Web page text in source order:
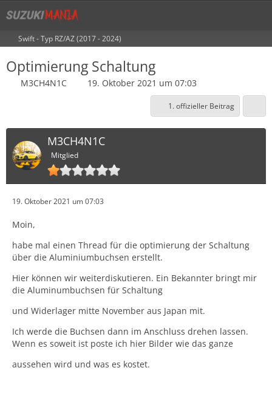
Swift - Typ RZ/AZ (2017 - 2024)
Optimierung Schaltung
M3CH4N1C 19. Oktober 2021 um 07:03
1. offizieller Beitrag
M3CH4N1C
Mitglied
19. Oktober 2021 um 07:03
Moin,
habe mal einen Thread für die optimierung der Schaltung
über die Aluminiumbuchsen erstellt.
Hier können wir weiterdiskutieren. Ein Bekannter bringt mir
die Aluminumbuchsen für Schaltung
und Widerlager mitte November aus Japan mit.
Ich werde die Buchsen dann im Anschluss drehen lassen.
Wenn es soweit ist poste ich hier Bilder wie das ganze
aussehen wird und was es kostet.